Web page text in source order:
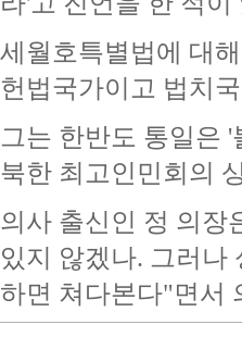
세월호특별법에 대
헌법국가이고 법치
그는 한반도 통일은
북한 최고인민회의
의사 출신인 정 의장
있지 않겠나. 그러나
하면 쳐다본다"면서